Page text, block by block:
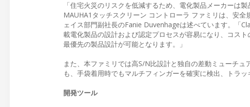
「住宅火災のリスクを低減するため、電化製品メーカーは
MAUHA1タッチスクリーン コントローラ ファミリは、安
ェイス部門副社長のFanie Duvenhageは述べています。「
載電化製品の設計および認定プロセスが容易になり、コス
最優先の製品設計が可能となります。」
また、本ファミリでは高S/N比設計と独自の差動ミューチ
も、手袋着用時でもマルチフィンガーを確実に検出、トラッ
開発ツール